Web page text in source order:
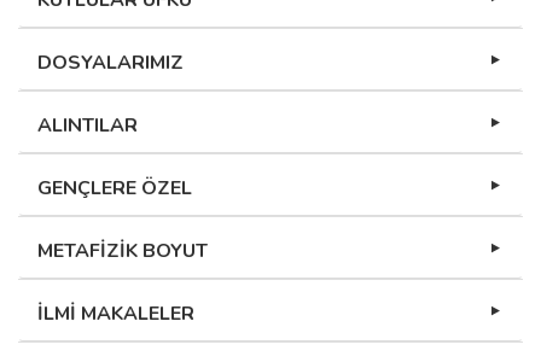
DOSYALARIMIZ
ALINTILAR
GENÇLERE ÖZEL
METAFİZİK BOYUT
İLMİ MAKALELER